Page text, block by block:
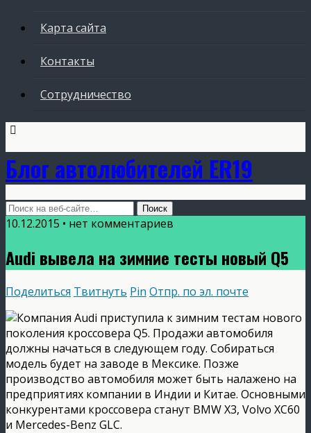
Карта сайта
Контакты
Сотрудничество
Блог автолюбителей ER19
10.12.2015 • нет комментариев
Audi вывела на зимние тесты новый Q5
Поделиться Твитнуть Pin Отпр. по эл. почте
Компания Audi приступила к зимним тестам нового
поколения кроссовера Q5. Продажи автомобиля
должны начаться в следующем году. Собираться
модель будет на заводе в Мексике. Позже
производство автомобиля может быть налажено на
предприятиях компании в Индии и Китае. Основными
конкурентами кроссовера станут BMW X3, Volvo XC60
и Mercedes-Benz GLC.